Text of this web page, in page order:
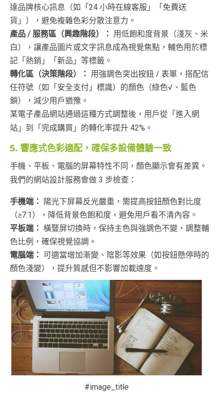
達品牌核心訊息（如「24 小時在線客服」「免費送
貨」），避免複雜色彩分散注意力。
產品 / 服務區（興趣階段）： 用低飽和度背景（淺灰、米
白），讓產品圖片或文字訊息成為視覺焦點，輔色用於標
記「熱銷」「新品」等標籤。
轉化區（決策階段）： 用強調色突出按鈕 / 表單，搭配信
任符號（如「安全支付」標識）的顏色（綠色√、藍色
鎖），減少用戶猶豫。
某電子產品網站通過這種方式調整後，用戶從「進入網
站」到「完成購買」的轉化率提升 42%。
5. 響應式色彩適配，確保多設備體驗一致
手機、平板、電腦的屏幕特性不同，顏色顯示會有差異。
我們的網站設計服務會做 3 步檢查：
手機端：
陽光下屏幕反光嚴重，需提高按鈕顏色對比度
（≥7:1），降低背景色飽和度，避免用戶看不清內容。
平板端： 橫豎屏切換時，保持主色與強調色不變，調整輔
色比例，確保視覺協調。
電腦端： 可適當增加漸變、陰影等效果（如按鈕懸停時的
顏色淺變），提升質感但不影響加載速度。
#image_title